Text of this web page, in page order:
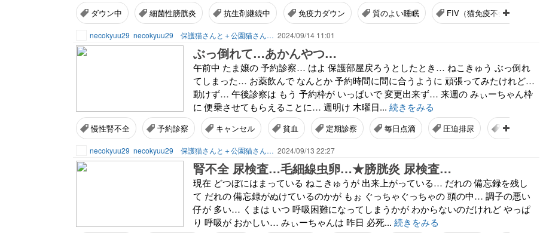
ダウン中 細菌性膀胱炎 抗生剤継続中 免疫力ダウン 質のよい睡眠 FIV（猫免疫不全ウイルス）
necokyuu29 necokyuu29 保護猫さんと＋公園猫さん… 2024/09/14 11:01
ぶっ倒れて…あかんやつ…
午前中 たま嬢の 予約診察… はよ 保護部屋戻ろうとしたとき… ねこきゅう ぶっ倒れ
てしまった… お薬飲んで なんとか 予約時間に間に合うように 頑張ってみたけれど…
動けず… 午後診察は もう 予約枠が いっぱいで 変更出来ず… 来週の みぃーちゃん枠
に 便乗させてもらえることに… 週明け 木曜日... 続きをみる
慢性腎不全 予約診察 キャンセル 貧血 定期診察 毎日点滴 圧迫排尿 立て直し
necokyuu29 necokyuu29 保護猫さんと＋公園猫さん… 2024/09/13 22:27
腎不全 尿検査…毛細線虫卵…★膀胱炎 尿検査…
現在 どつぼにはまっている ねこきゅうが 出来上がっている… だれの 備忘録を残し
て だれの 備忘録がぬけているのかが もぉ ぐっちゃぐっちゃの 頭の中… 調子の悪い
仔が 多い… くまは いつ 呼吸困難になってしまうかが わからないのだけれど やっぱ
り 呼吸が おかしい… みぃーちゃんは 昨日 必死... 続きをみる